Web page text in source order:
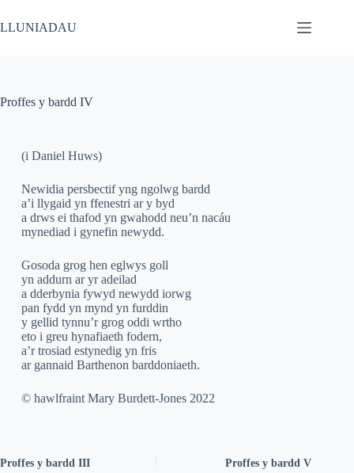
LLUNIADAU
Proffes y bardd IV
(i Daniel Huws)
Newidia persbectif yng ngolwg bardd
a’i llygaid yn ffenestri ar y byd
a drws ei thafod yn gwahodd neu’n nacáu
mynediad i gynefin newydd.
Gosoda grog hen eglwys goll
yn addurn ar yr adeilad
a dderbynia fywyd newydd iorwg
pan fydd yn mynd yn furddin
y gellid tynnu’r grog oddi wrtho
eto i greu hynafiaeth fodern,
a’r trosiad estynedig yn fris
ar gannaid Barthenon barddoniaeth.
© hawlfraint Mary Burdett-Jones 2022
Proffes y bardd III Proffes y bardd V